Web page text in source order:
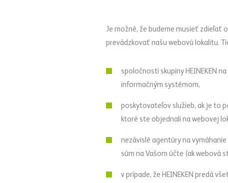
Je možné, že budeme musieť zdieľať
prevádzkovať našu webovú lokalitu.
spoločnosti skupiny HEINEKEN
informačným systémom,
poskytovateľov služieb, ak je to
ktoré ste objednali na webovej
nezávislé agentúry na
súm na Vašom účte (ak webová
v prípade, že HEINEKEN predá